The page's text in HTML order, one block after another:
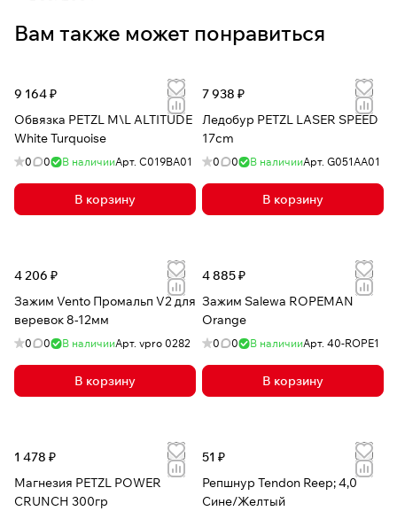
Вам также может понравиться
9 164 ₽
Обвязка PETZL M\L ALTITUDE
White Turquoise
0 0 В наличииАрт. C019BA01
В корзину
7 938 ₽
Ледобур PETZL LASER SPEED
17cm
0 0 В наличииАрт. G051AA01
В корзину
4 206 ₽
Зажим Vento Промальп V2 для
веревок 8-12мм
0 0 В наличииАрт. vpro 0282
В корзину
4 885 ₽
Зажим Salewa ROPEMAN
Orange
0 0 В наличииАрт. 40-ROPE1
В корзину
1 478 ₽
Магнезия PETZL POWER
CRUNCH 300гр
51 ₽
Репшнур Tendon Reep; 4,0
Сине/Желтый